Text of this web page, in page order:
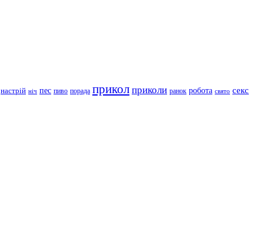
настрій ніч пес пиво порада прикол приколи ранок робота свято секс